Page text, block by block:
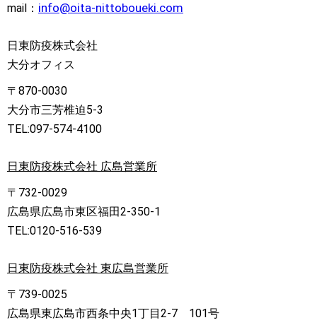
mail： info@oita-nittoboueki.com
日東防疫株式会社
大分オフィス
〒870-0030
大分市三芳椎迫5-3
TEL:097-574-4100
日東防疫株式会社 広島営業所
〒732-0029
広島県広島市東区福田2-350-1
TEL:0120-516-539
日東防疫株式会社 東広島営業所
〒739-0025
広島県東広島市西条中央1丁目2-7 101号